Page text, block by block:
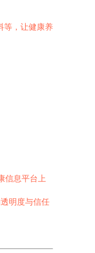
等，让健康养
信息平台上
明度与信任